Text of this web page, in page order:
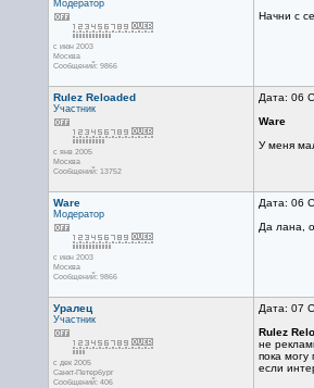
Модератор
с июн 2003
Москва
Сообщений: 9866
Начни с
Rulez Reloaded
Участник
с янв 2005
Москва
Сообщений: 13752
Дата: 06
Ware
У меня
Ware
Модератор
с июн 2003
Москва
Сообщений: 9866
Дата: 06
Да лана,
Уралец
Участник
с дек 2005
Санкт-Петербург
Сообщений: 406
Дата: 07
Rulez
не
пока могу
если